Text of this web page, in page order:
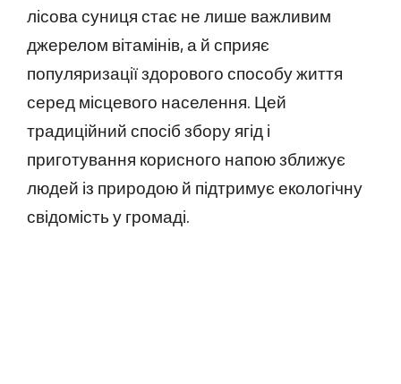
лісова суниця стає не лише важливим
джерелом вітамінів, а й сприяє
популяризації здорового способу життя
серед місцевого населення. Цей
традиційний спосіб збору ягід і
приготування корисного напою зближує
людей із природою й підтримує екологічну
свідомість у громаді.